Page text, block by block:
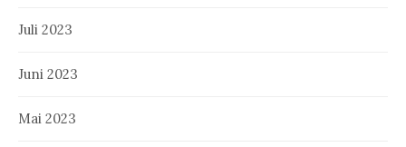
Juli 2023
Juni 2023
Mai 2023